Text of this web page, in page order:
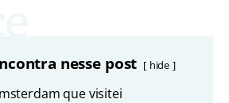
nesse post hide
que visitei